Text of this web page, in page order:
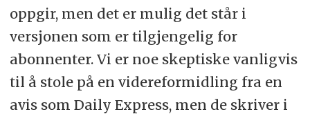
oppgir, men det er mulig det står i
versjonen som er tilgjengelig for
abonnenter. Vi er noe skeptiske vanligvis
til å stole på en videreformidling fra en
avis som Daily Express, men de skriver i